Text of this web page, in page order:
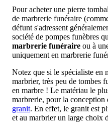
Pour acheter une pierre
de marbrerie funéraire
défunt s'adressent
société de pompes funèbres
marbrerie funéraire ou à
uniquement en marbrerie
Notez que si le spécialiste en
marbrier, très peu de tombes
en marbre ! Le matériau le
marbrerie, pour la conception
granit. En effet, le granit est
et au marbrier un large choix